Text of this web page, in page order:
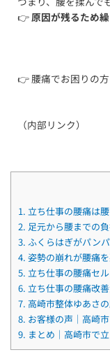
👉原因が残るため
👉 腰痛でお困りの
（内部リンク）
1. 立ち仕事の腰痛は
2. 足元から腰までの
3. ふくらはぎがパン
4. 姿勢の崩れが腰痛
5. 立ち仕事の腰痛セ
6. 立ち仕事の腰痛改
7. 高崎市整体ゆあさ
8. お客様の声｜高崎
9. まとめ｜高崎市で